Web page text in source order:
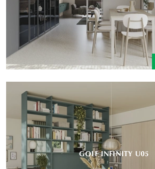
GOLF INFINITY U05